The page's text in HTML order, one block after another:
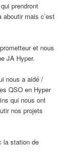
prendront
mais c’est
et nous
JA Hyper.
nous a aidé /
QSO en Hyper
qui nous ont
nos projets
la station de